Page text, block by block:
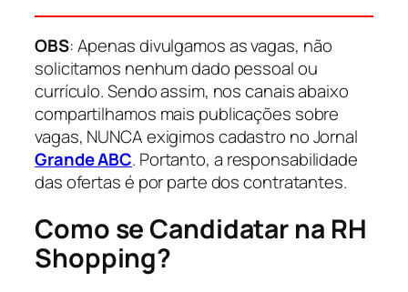
OBS: Apenas divulgamos as vagas, não
solicitamos nenhum dado pessoal ou
currículo. Sendo assim, nos canais abaixo
compartilhamos mais publicações sobre
vagas, NUNCA exigimos cadastro no Jornal
Grande ABC. Portanto, a responsabilidade
das ofertas é por parte dos contratantes.
Como se Candidatar na RH
Shopping?